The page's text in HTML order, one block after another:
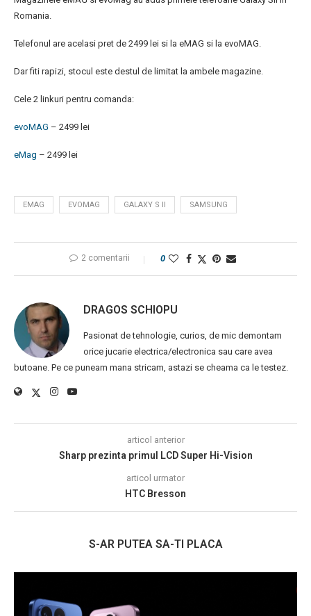
Romania.
Telefonul are acelasi pret de 2499 lei si la eMAG si la evoMAG.
Dar fiti rapizi, stocul este destul de limitat la ambele magazine.
Cele 2 linkuri pentru comanda:
evoMAG – 2499 lei
eMag – 2499 lei
EMAG EVOMAG GALAXY S II SAMSUNG
2 comentarii 0
DRAGOS SCHIOPU
Pasionat de tehnologie, curios, de mic demontam
orice jucarie electrica/electronica sau care avea
butoane. Pe ce puneam mana stricam, astazi se cheama ca le testez.
articol anterior
Sharp prezinta primul LCD Super Hi-Vision
articol urmator
HTC Bresson
S-AR PUTEA SA-TI PLACA